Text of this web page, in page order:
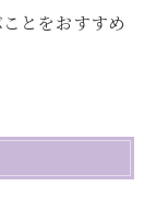
とをおすすめ